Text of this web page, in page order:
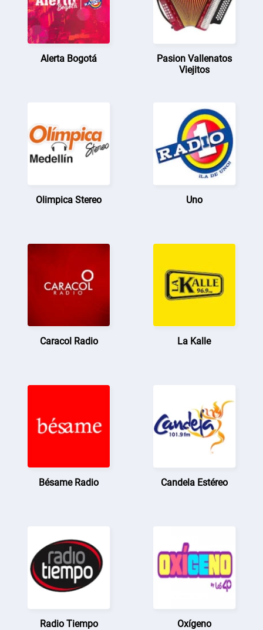
Alerta Bogotá
Pasion Vallenatos
Viejitos
Olimpica Stereo Uno
Caracol Radio La Kalle
Bésame Radio Candela Estéreo
Radio Tiempo Oxígeno